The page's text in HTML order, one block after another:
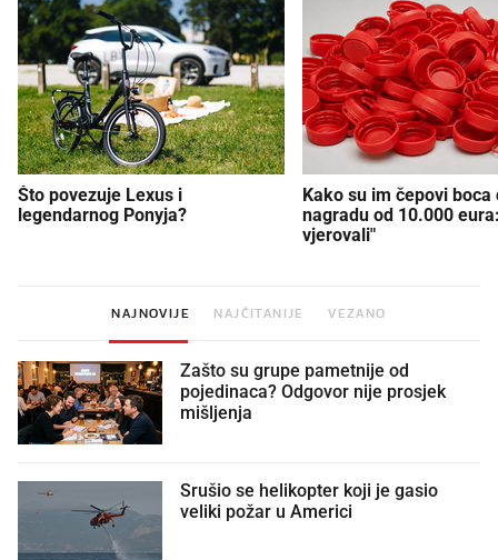
Što povezuje Lexus i
legendarnog Ponyja?
Kako su im čepovi boca
nagradu od 10.000
vjerovali"
NAJNOVIJE NAJČITANIJE VEZANO
Zašto su grupe pametnije od
pojedinaca? Odgovor nije prosjek
mišljenja
Srušio se helikopter koji je gasio
veliki požar u Americi